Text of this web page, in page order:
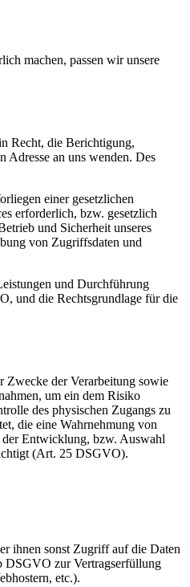
machen, passen wir unsere
Recht, die Berichtigung,
Adresse an uns wenden. Des
einer gesetzlichen
erforderlich, bzw. gesetzlich
und Sicherheit unseres
von Zugriffsdaten und
und Durchführung
und die Rechtsgrundlage für die
Zwecke der Verarbeitung sowie
um ein dem Risiko
des physischen Zugangs zu
die eine Wahrnehmung von
der Entwicklung, bzw. Auswahl
(Art. 25 DSGVO).
ihnen sonst Zugriff auf die Daten
DSGVO zur Vertragserfüllung
etc.).